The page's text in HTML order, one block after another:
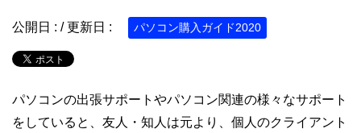
公開日 : / 更新日 : パソコン購入ガイド2020
パソコンの出張サポートやパソコン関連の様々なサポート
をしていると、友人・知人は元より、個人のクライアント